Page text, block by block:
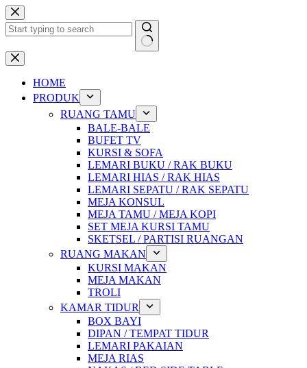
Skip
to
content
No
results
HOME
PRODUK
RUANG TAMU
BALE-BALE
BUFET TV
KURSI & SOFA
LEMARI BUKU / RAK BUKU
LEMARI HIAS / RAK HIAS
LEMARI SEPATU / RAK SEPATU
MEJA KONSUL
MEJA TAMU / MEJA KOPI
SET MEJA KURSI TAMU
SKETSEL / PARTISI RUANGAN
RUANG MAKAN
KURSI MAKAN
MEJA MAKAN
TROLI
KAMAR TIDUR
BOX BAYI
DIPAN / TEMPAT TIDUR
LEMARI PAKAIAN
MEJA RIAS